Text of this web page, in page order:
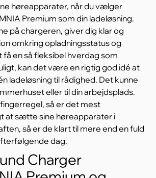
høreapparater, når du vælger
Premium som din ladeløsning.
på chargeren, giver dig klar og
omkring opladningsstatus og
få en så fleksibel hverdag som
kan det være en rigtig god idé at
ladeløsning til rådighed. Det kunne
eller til din arbejdsplads.
så er det mest
at sætte sine høreapparater i
så er de klart til mere end en fuld
dag.
Charger